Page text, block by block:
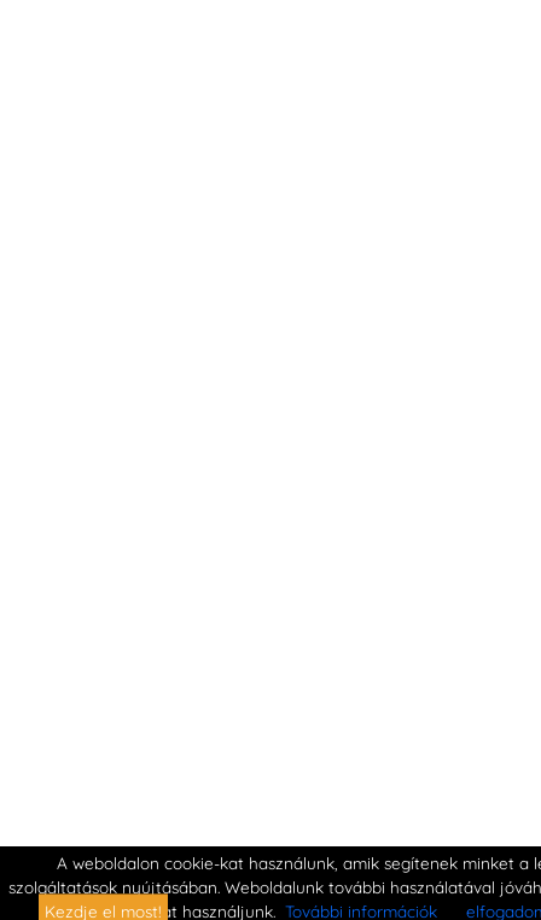
Kezdje el most!
A weboldalon cookie-kat használunk, amik segítenek minket a
szolgáltatások nyújtásában. Weboldalunk további használatával
kat használjunk. További információk